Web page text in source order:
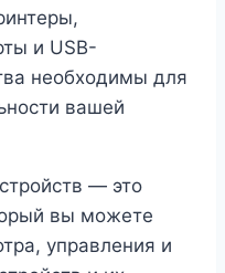
и USB-
необходимы для
вашей
— это
вы можете
управления и